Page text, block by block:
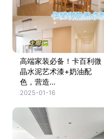
高端家装必备！卡百利微
晶水泥艺术漆+奶油配
色，营造...
2025-01-16